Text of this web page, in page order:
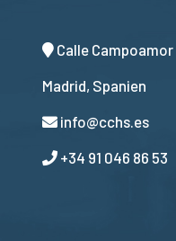
Calle
Madrid, Spanien
info@cchs.es
+34 91 046 86 53